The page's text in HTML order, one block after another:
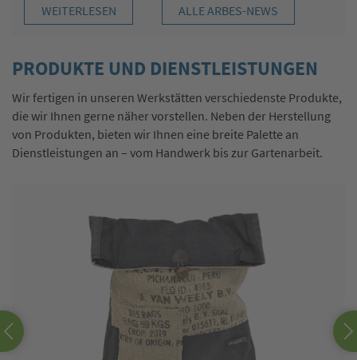
WEITERLESEN ALLE ARBES-NEWS
PRODUKTE UND DIENSTLEISTUNGEN
Wir fertigen in unseren Werkstätten verschiedenste Produkte,
die wir Ihnen gerne näher vorstellen. Neben der Herstellung
von Produkten, bieten wir Ihnen eine breite Palette an
Dienstleistungen an – vom Handwerk bis zur Gartenarbeit.